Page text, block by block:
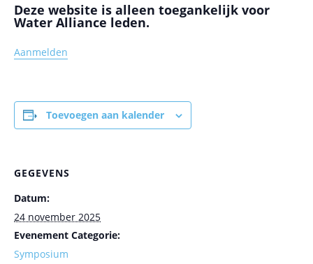
Deze website is alleen toegankelijk voor
Water Alliance leden.
Aanmelden
Toevoegen aan kalender
GEGEVENS
Datum:
24 november 2025
Evenement Categorie:
Symposium